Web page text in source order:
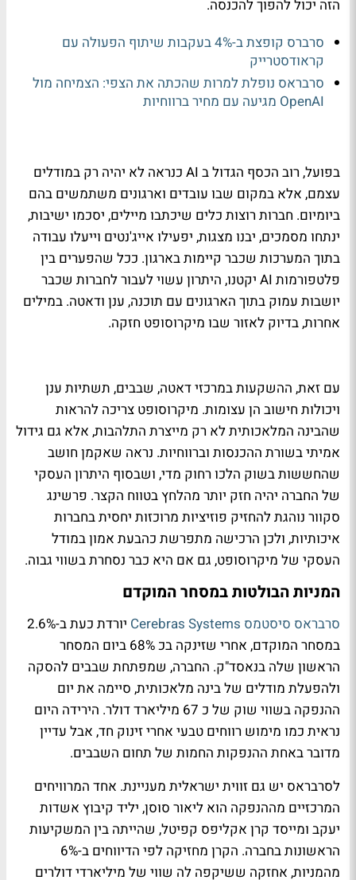
הזה יכול להפוך להכנסה.
סרברס קופצת ב-4% בעקבות שיתוף הפעולה עם
קראודסטרייק
סרבראס נופלת למרות שהכתה את הצפי: הצמיחה מול
OpenAI מגיעה עם מחיר ברווחיות
בפועל, רוב הכסף הגדול ב AI כנראה לא יהיה רק במודלים
עצמם, אלא במקום שבו עובדים וארגונים משתמשים בהם
ביומיום. חברות רוצות כלים שיכתבו מיילים, יסכמו ישיבות,
ינתחו מסמכים, יבנו מצגות, יפעילו אייג'נטים וייעלו עבודה
בתוך המערכות שכבר קיימות בארגון. ככל שהפערים בין
פלטפורמות AI יקטנו, היתרון עשוי לעבור לחברות שכבר
יושבות עמוק בתוך הארגונים עם תוכנה, ענן ודאטה. במילים
אחרות, בדיוק לאזור שבו מיקרוסופט חזקה.
עם זאת, ההשקעות במרכזי דאטה, שבבים, תשתיות ענן
ויכולות חישוב הן עצומות. מיקרוסופט צריכה להראות
שהבינה המלאכותית לא רק מייצרת התלהבות, אלא גם גידול
אמיתי בשורת ההכנסות וברווחיות. נראה שאקמן חושב
שהחששות בשוק הלכו רחוק מדי, ושבסוף היתרון העסקי
של החברה יהיה חזק יותר מהלחץ בטווח הקצר. פרשינג
סקוור נוהגת להחזיק פוזיציות מרוכזות יחסית בחברות
איכותיות, ולכן הרכישה מתפרשת כהבעת אמון במודל
העסקי של מיקרוסופט, גם אם היא כבר נסחרת בשווי גבוה.
המניות הבולטות במסחר המוקדם
סרבראס סיסטמס Cerebras Systems
יורדת כעת ב-2.6%
במסחר המוקדם, אחרי שזינקה בכ 68% ביום המסחר
הראשון שלה בנאסד"ק. החברה, שמפתחת שבבים להסקה
ולהפעלת מודלים של בינה מלאכותית, סיימה את יום
ההנפקה בשווי שוק של כ 67 מיליארד דולר. הירידה היום
נראית כמו מימוש רווחים טבעי אחרי זינוק חד, אבל עדיין
מדובר באחת ההנפקות החמות של תחום השבבים.
לסרבראס יש גם זווית ישראלית מעניינת. אחד המרוויחים
המרכזיים מההנפקה הוא ליאור סוסן, יליד קיבוץ אשדות
יעקב ומייסד קרן אקליפס קפיטל, שהייתה בין המשקיעות
הראשונות בחברה. הקרן מחזיקה לפי הדיווחים ב-6%
מהמניות, אחזקה ששיקפה לה שווי של מיליארדי דולרים